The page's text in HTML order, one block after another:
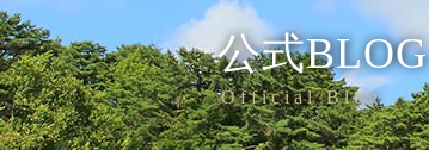
公式BLOG
Official Blog